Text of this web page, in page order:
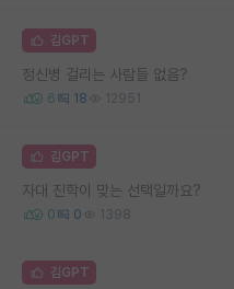
김GPT
정신병 걸리는 사람들 없음?
6 18 12951
김GPT
자대 진학이 맞는 선택일까요?
0 0 1398
김GPT